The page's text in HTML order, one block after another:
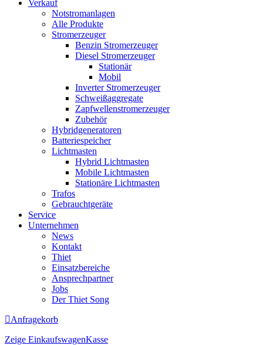
Verkauf
Notstromanlagen
Alle Produkte
Stromerzeuger
Benzin Stromerzeuger
Diesel Stromerzeuger
Stationär
Mobil
Inverter Stromerzeuger
Schweißaggregate
Zapfwellenstromerzeuger
Zubehör
Hybridgeneratoren
Batteriespeicher
Lichtmasten
Hybrid Lichtmasten
Mobile Lichtmasten
Stationäre Lichtmasten
Trafos
Gebrauchtgeräte
Service
Unternehmen
News
Kontakt
Thiet
Einsatzbereiche
Ansprechpartner
Jobs
Der Thiet Song
Anfragekorb
Zeige EinkaufswagenKasse